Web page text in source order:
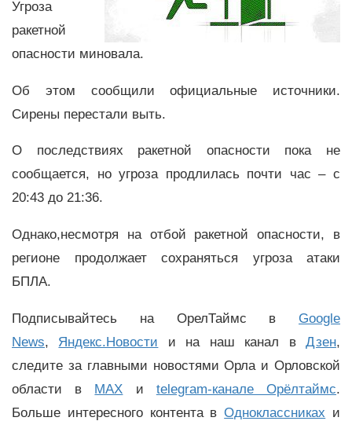
Угроза
ракетной
опасности миновала.
Об этом сообщили официальные источники.
Сирены перестали выть.
О последствиях ракетной опасности пока не
сообщается, но угроза продлилась почти час – с
20:43 до 21:36.
Однако,несмотря на отбой ракетной опасности, в
регионе продолжает сохраняться угроза атаки
БПЛА.
Подписывайтесь на ОрелТаймс в Google
News, Яндекс.Новости и на наш канал вДзен,
следите за главными новостями Орла и Орловской
области в MAX и telegram-канале Орёлтаймс.
Больше интересного контента вОдноклассниках и